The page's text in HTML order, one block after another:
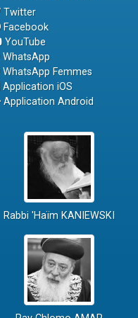
Twitter
Facebook
YouTube
WhatsApp
WhatsApp Femmes
Application iOS
Application Android
Rabbi 'Haïm KANIEWSKI